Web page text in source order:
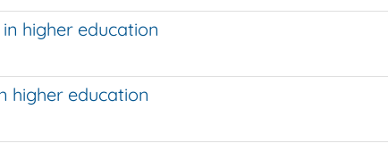
higher education
higher education